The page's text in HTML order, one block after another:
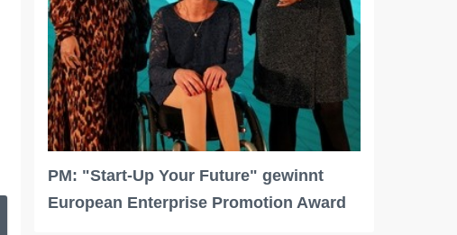
PM: "Start-Up Your Future" gewinnt
European Enterprise Promotion Award